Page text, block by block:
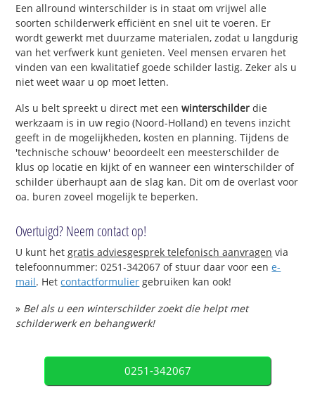
Een allround winterschilder is in staat om vrijwel alle
soorten schilderwerk efficiënt en snel uit te voeren. Er
wordt gewerkt met duurzame materialen, zodat u langdurig
van het verfwerk kunt genieten. Veel mensen ervaren het
vinden van een kwalitatief goede schilder lastig. Zeker als u
niet weet waar u op moet letten.
Als u belt spreekt u direct met eenwinterschilder die
werkzaam is in uw regio (Noord-Holland) en tevens inzicht
geeft in de mogelijkheden, kosten en planning. Tijdens de
'technische schouw' beoordeelt een meesterschilder de
klus op locatie en kijkt of en wanneer een winterschilder of
schilder überhaupt aan de slag kan. Dit om de overlast voor
oa. buren zoveel mogelijk te beperken.
Overtuigd? Neem contact op!
U kunt hetgratis adviesgesprek telefonisch aanvragen via
telefoonnummer: 0251-342067 of stuur daar voor eene-
mail. Hetcontactformulier gebruiken kan ook!
» Bel als u een winterschilder zoekt die helpt met
schilderwerk en behangwerk!
0251-342067